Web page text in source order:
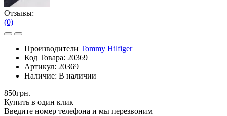
Отзывы:
(0)
Производители Tommy Hilfiger
Код Товара: 20369
Артикул: 20369
Наличие: В наличии
850грн.
Купить в один клик
Введите номер телефона и мы перезвоним